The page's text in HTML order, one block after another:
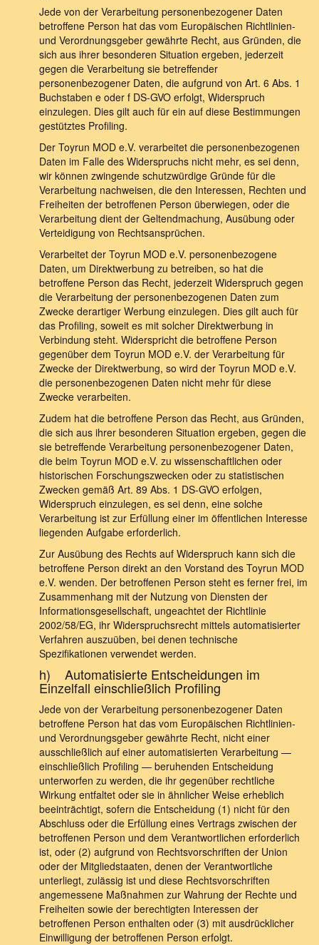
Jede von der Verarbeitung personenbezogener Daten
betroffene Person hat das vom Europäischen Richtlinien-
und Verordnungsgeber gewährte Recht, aus Gründen, die
sich aus ihrer besonderen Situation ergeben, jederzeit
gegen die Verarbeitung sie betreffender
personenbezogener Daten, die aufgrund von Art. 6 Abs. 1
Buchstaben e oder f DS-GVO erfolgt, Widerspruch
einzulegen. Dies gilt auch für ein auf diese Bestimmungen
gestütztes Profiling.
Der Toyrun MOD e.V. verarbeitet die personenbezogenen
Daten im Falle des Widerspruchs nicht mehr, es sei denn,
wir können zwingende schutzwürdige Gründe für die
Verarbeitung nachweisen, die den Interessen, Rechten und
Freiheiten der betroffenen Person überwiegen, oder die
Verarbeitung dient der Geltendmachung, Ausübung oder
Verteidigung von Rechtsansprüchen.
Verarbeitet der Toyrun MOD e.V. personenbezogene
Daten, um Direktwerbung zu betreiben, so hat die
betroffene Person das Recht, jederzeit Widerspruch gegen
die Verarbeitung der personenbezogenen Daten zum
Zwecke derartiger Werbung einzulegen. Dies gilt auch für
das Profiling, soweit es mit solcher Direktwerbung in
Verbindung steht. Widerspricht die betroffene Person
gegenüber dem Toyrun MOD e.V. der Verarbeitung für
Zwecke der Direktwerbung, so wird der Toyrun MOD e.V.
die personenbezogenen Daten nicht mehr für diese
Zwecke verarbeiten.
Zudem hat die betroffene Person das Recht, aus Gründen,
die sich aus ihrer besonderen Situation ergeben, gegen die
sie betreffende Verarbeitung personenbezogener Daten,
die beim Toyrun MOD e.V. zu wissenschaftlichen oder
historischen Forschungszwecken oder zu statistischen
Zwecken gemäß Art. 89 Abs. 1 DS-GVO erfolgen,
Widerspruch einzulegen, es sei denn, eine solche
Verarbeitung ist zur Erfüllung einer im öffentlichen Interesse
liegenden Aufgabe erforderlich.
Zur Ausübung des Rechts auf Widerspruch kann sich die
betroffene Person direkt an den Vorstand des Toyrun MOD
e.V. wenden. Der betroffenen Person steht es ferner frei, im
Zusammenhang mit der Nutzung von Diensten der
Informationsgesellschaft, ungeachtet der Richtlinie
2002/58/EG, ihr Widerspruchsrecht mittels automatisierter
Verfahren auszuüben, bei denen technische
Spezifikationen verwendet werden.
h) Automatisierte Entscheidungen im
Einzelfall einschließlich Profiling
Jede von der Verarbeitung personenbezogener Daten
betroffene Person hat das vom Europäischen Richtlinien-
und Verordnungsgeber gewährte Recht, nicht einer
ausschließlich auf einer automatisierten Verarbeitung —
einschließlich Profiling — beruhenden Entscheidung
unterworfen zu werden, die ihr gegenüber rechtliche
Wirkung entfaltet oder sie in ähnlicher Weise erheblich
beeinträchtigt, sofern die Entscheidung (1) nicht für den
Abschluss oder die Erfüllung eines Vertrags zwischen der
betroffenen Person und dem Verantwortlichen erforderlich
ist, oder (2) aufgrund von Rechtsvorschriften der Union
oder der Mitgliedstaaten, denen der Verantwortliche
unterliegt, zulässig ist und diese Rechtsvorschriften
angemessene Maßnahmen zur Wahrung der Rechte und
Freiheiten sowie der berechtigten Interessen der
betroffenen Person enthalten oder (3) mit ausdrücklicher
Einwilligung der betroffenen Person erfolgt.